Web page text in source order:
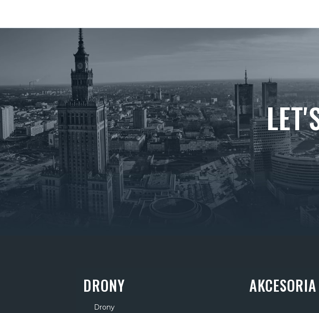
DRONY
Drony
AKCESORIA